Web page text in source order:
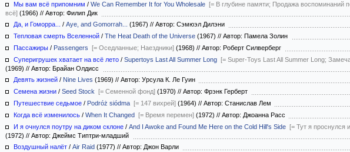
Мы вам всё припомним / We Can Remember It for You Wholesale [= В глубине памяти; Продажа воспоминаний
всё] (1966) // Автор: Филип Дик
Да, и Гоморра...
/ Aye, and Gomorrah... (1967) // Автор: Сэмюэл Дилэни
Тепловая смерть Вселенной / The Heat Death of the Universe (1967) // Автор: Памела Золин
Пассажиры / Passengers [= Оседланные; Наездники] (1968) // Автор: Роберт Силверберг
Суперигрушек хватает на всё лето / Supertoys Last All Summer Long [= Super-Toys Last All Summer Long;
(1969) // Автор: Брайан Олдисс
Девять жизней / Nine Lives (1969) // Автор: Урсула К. Ле Гуин
Семена жизни / Seed Stock [= Семенной фонд] (1970) // Автор: Фрэнк Герберт
Путешествие седьмое / Podróż siódma [= 147 вихрей] (1964) // Автор: Станислав Лем
Когда всё изменилось / When It Changed [= Время перемен] (1972) // Автор: Джоанна Расс
И я очнулся поутру на диком склоне / And I Awoke and Found Me Here on the Cold Hill's Side [= Тут я проснулся
(1972) // Автор: Джеймс Типтри-младший
Воздушный налёт / Air Raid (1977) // Автор: Джон Варли